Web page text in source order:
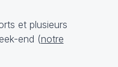
et plusieurs
end (notre